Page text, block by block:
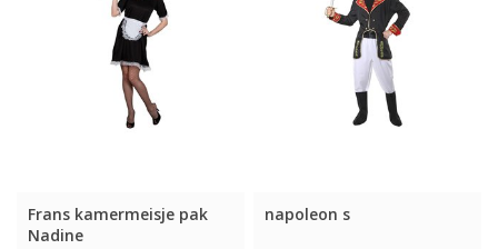
Frans kamermeisje pak
Nadine
napoleon s